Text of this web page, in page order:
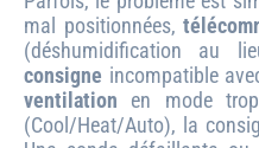
mal positionnées,
(déshumidification au
consigne incompatible
ventilation en mode
(Cool/Heat/Auto), la